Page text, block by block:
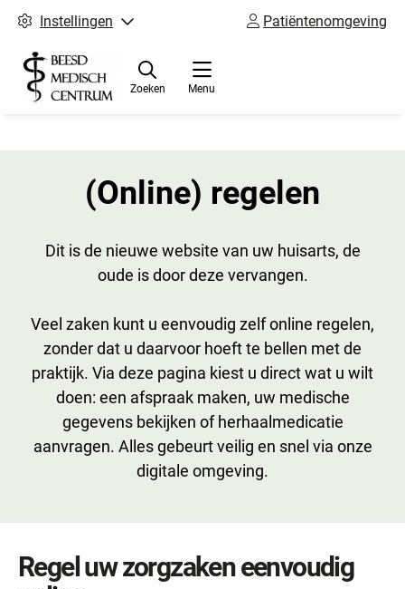
Instellingen Patiëntenomgeving
Menu
Zoeken
(Online) regelen
Dit is de nieuwe website van uw huisarts, de
oude is door deze vervangen.
Veel zaken kunt u eenvoudig zelf online regelen,
zonder dat u daarvoor hoeft te bellen met de
praktijk. Via deze pagina kiest u direct wat u wilt
doen: een afspraak maken, uw medische
gegevens bekijken of herhaalmedicatie
aanvragen. Alles gebeurt veilig en snel via onze
digitale omgeving.
Regel uw zorgzaken eenvoudig